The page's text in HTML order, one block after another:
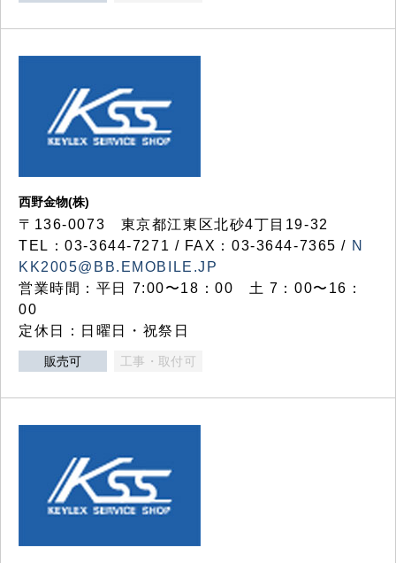
西野金物(株)
〒136-0073 東京都江東区北砂4丁目19-32
TEL：03‐3644‐7271 / FAX：03-3644-7365 / N
KK2005@BB.EMOBILE.JP
営業時間：平日 7:00〜18：00 土 7：00〜16：
00
定休日：日曜日・祝祭日
販売可 工事・取付可